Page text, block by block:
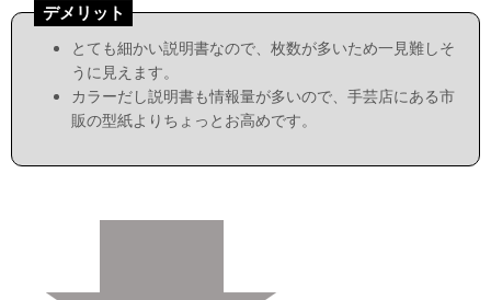
デメリット
とても細かい説明書なので、枚数が多いため一見難しそ
うに見えます。
カラーだし説明書も情報量が多いので、手芸店にある市
販の型紙よりちょっとお高めです。